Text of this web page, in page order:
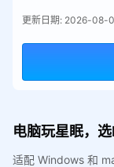
更新日期: 2026-08-
电脑玩星眠，
适配 Windows 和